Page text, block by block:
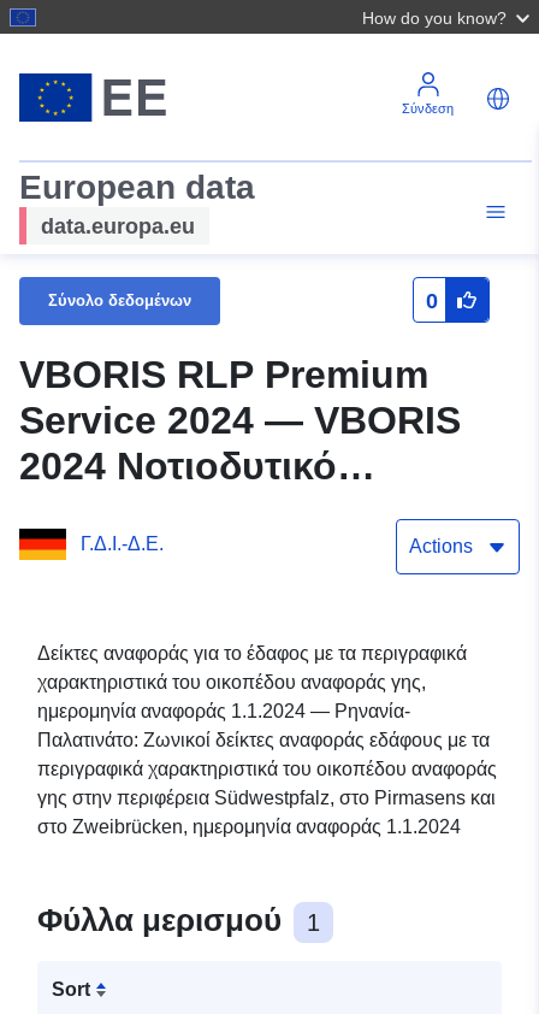
How do you know?
Σύνδεση
European data
data.europa.eu
Σύνολο δεδομένων 0
VBORIS RLP Premium
Service 2024 — VBORIS
2024 Νοτιοδυτικό
Παλατινάτο, Pirmasens,
Zweibrücken, οικιστική
Γ.Δ.Ι.-Δ.Ε. Actions
Δείκτες αναφοράς για το έδαφος με τα περιγραφικά
χαρακτηριστικά του οικοπέδου αναφοράς γης,
ημερομηνία αναφοράς 1.1.2024 — Ρηνανία-
Παλατινάτο: Ζωνικοί δείκτες αναφοράς εδάφους με τα
περιγραφικά χαρακτηριστικά του οικοπέδου αναφοράς
γης στην περιφέρεια Südwestpfalz, στο Pirmasens και
στο Zweibrücken, ημερομηνία αναφοράς 1.1.2024
Φύλλα μερισμού 1
Sort